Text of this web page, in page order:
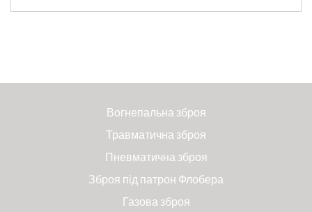
Вогнепальна зброя
Травматична зброя
Пневматична зброя
Зброя під патрон Флобера
Газова зброя